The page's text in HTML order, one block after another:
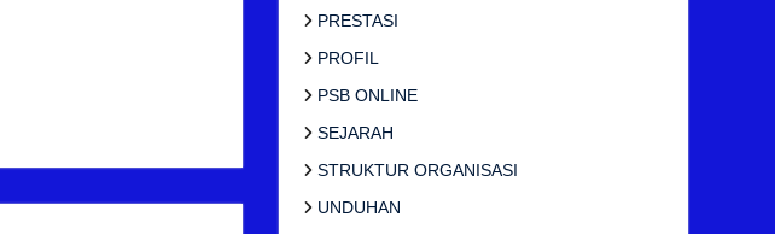
PRESTASI
PROFIL
PSB ONLINE
SEJARAH
STRUKTUR ORGANISASI
UNDUHAN